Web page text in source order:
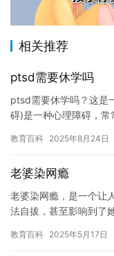
相关推荐
ptsd需要休学吗
ptsd需要休学吗？这是
碍)是一种心理障碍，
教育百科 2025年8月24日
老婆染网瘾
老婆染网瘾，是一个让
法自拔，甚至影响到了
十分…
教育百科 2025年5月17日